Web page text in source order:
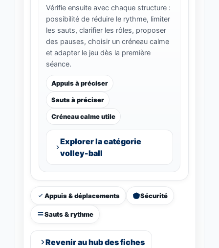
Vérifie ensuite avec chaque structure :
possibilité de réduire le rythme, limiter
les sauts, clarifier les rôles, proposer
des pauses, choisir un créneau calme
et adapter le jeu dès la première
séance.
Appuis à préciser
Sauts à préciser
Créneau calme utile
Explorer la catégorie
volley-ball
Appuis & déplacements Sécurité
Sauts & rythme
Revenir au hub des fiches